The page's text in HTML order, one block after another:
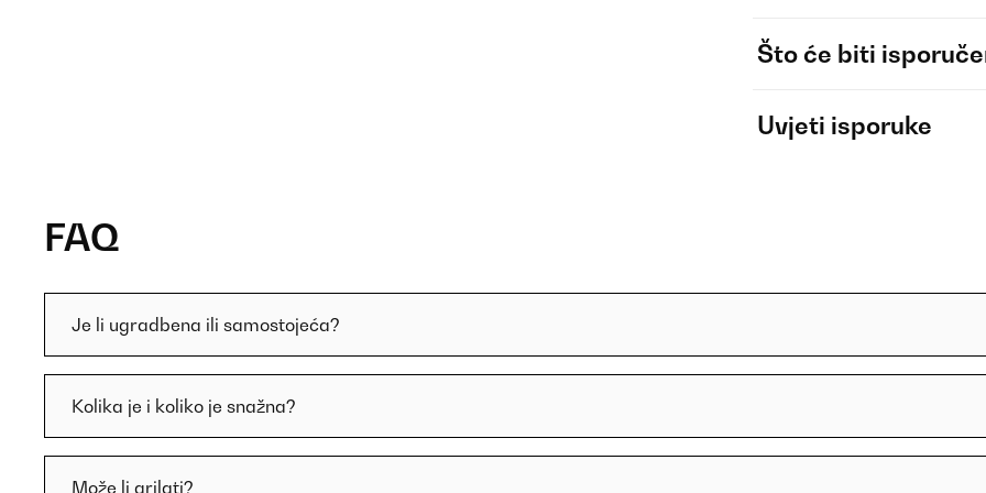
Što će biti
Uvjeti isporuke
FAQ
Je li ugradbena ili samostojeća?
Kolika je i koliko je snažna?
Može li grilati?